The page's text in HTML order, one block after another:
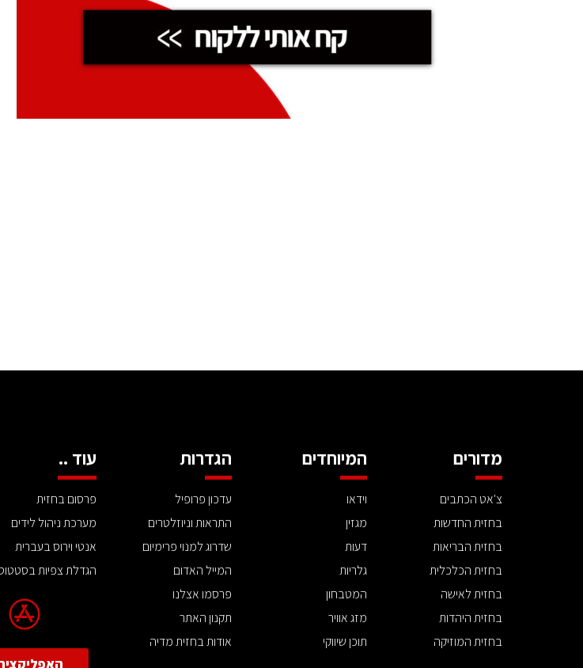
מדורים
צ'אט הכתבים
בחזית החדשות
בחזית הבריאות
בחזית הכלכלית
בחזית לאישה
בחזית היהדות
בחזית המוזיקה
המיוחדים
וידאו
מגזין
דעות
גלריות
המטבחון
מזג אוויר
תוכן שיווקי
הגדרות
עדכון פרופיל
התראות וניוזלטרים
שדרוג למנוי פרימיום
המייל האדום
פרסמו אצלנו
תקנון האתר
אודות בחזית מדיה
עוד ..
פרסום בחזית
מערכת ניהול לידים
אנטי וירוס בעברית
הגדלת צפיות